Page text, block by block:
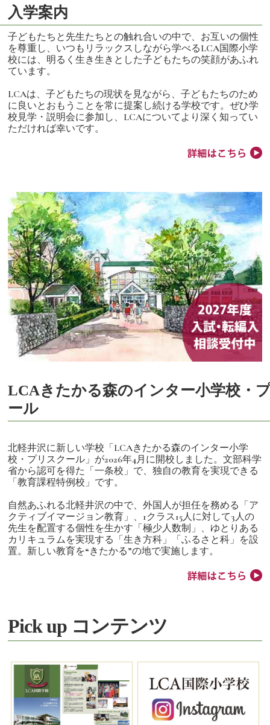
入学案内
子どもたちと先生たちとの触れ合いの中で、お互いの個性
を尊重し、いつもリラックスしながら学べるLCA国際小学
校には、明るく生き生きとした子どもたちの笑顔があふれ
ています。
LCAは、子どもたちの現状を見ながら、子どもたちのため
に良いとおもうことを常に提案し続ける学校です。ぜひ学
校見学・説明会に参加し、LCAについてより深く知ってい
ただければ幸いです。
LCAきたかる森のインター小学校・
ール
北軽井沢に新しい学校「LCAきたかる森のインター小学
校・プリスクール」が2026年4月に開校しました。文部科学
省から認可を得た「一条校」で、独自の教育を実現できる
「教育課程特例校」です。
自然あふれる北軽井沢の中で、外国人が担任を務める「ア
クティブイマージョン教育」、1クラス15人に対して3人の
先生を配置する個性を生かす「極少人数制」、ゆとりある
カリキュラムを実現する「生き方科」「ふるさと科」を設
置。新しい教育を“きたかる”の地で実施します。
Pick up コンテンツ